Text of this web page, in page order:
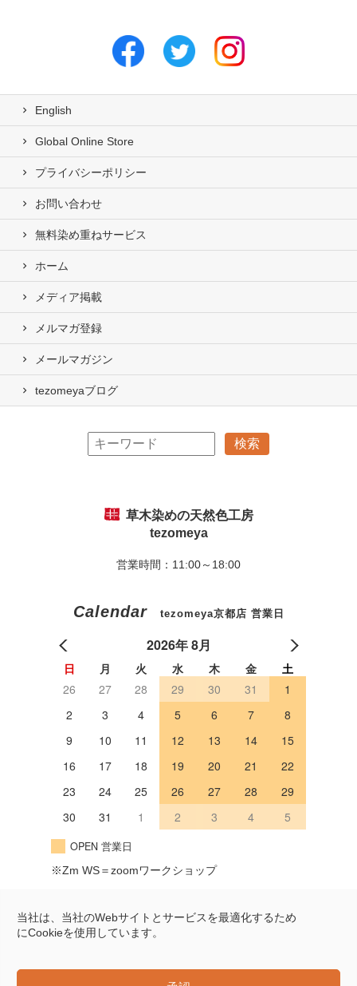
当社は、当社のWebサイトとサービスを最適化するため
にCookieを使用しています。
English
Global Online Store
プライバシーポリシー
お問い合わせ
無料染め重ねサービス
ホーム
メディア掲載
メルマガ登録
メールマガジン
tezomeyaブログ
草木染めの天然色工房
tezomeya
営業時間：11:00～18:00
Calendar tezomeya京都店 営業日
2026年 8月
日 月 火 水 木 金
土
26
27 28 29 30 31
1
2
3 4 5 6 7
8
9
10 11 12 13 14
15
16
17 18 19 20 21
22
23
24 25 26 27 28
29
30
31 1 2 3 4 5
OPEN 営業日
※Zm WS＝zoomワークショップ
Googleマップ
〒604-8322
樽屋町451